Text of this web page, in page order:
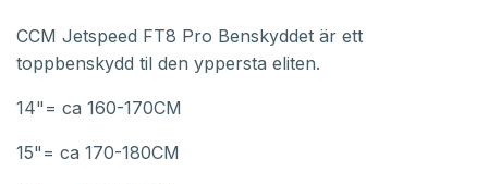
CCM Jetspeed FT8 Pro Benskyddet är ett
toppbenskydd til den yppersta eliten.
14"= ca 160-170CM
15"= ca 170-180CM